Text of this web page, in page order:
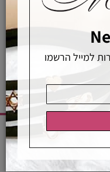
רכישה מאובטחת
למייל הרשמו